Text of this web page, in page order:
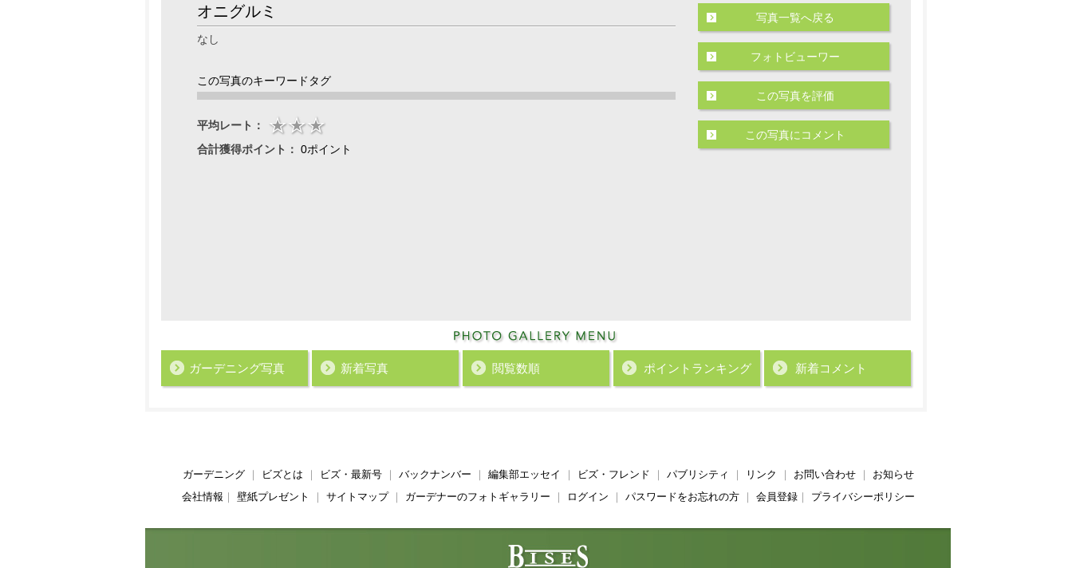
オニグルミ
なし
この写真のキーワードタグ
平均レート：
合計獲得ポイント： 0ポイント
写真一覧へ戻る
フォトビューワー
この写真を評価
この写真にコメント
ガーデニング写真 新着写真 閲覧数順 ポイント ランキング 新着コメント
ガーデニング｜ ビズとは ビズ・最新号｜ バックナンバー 編集部エッセイ ビズ・フレンド パブリシティ リンク お問い合わせ｜ お知らせ
会社情報
壁紙プレゼント サイトマップ｜ ガーデナーのフォトギャラリー ログイン パスワードをお忘れの方｜ 会員登録｜ プライバシーポリシー